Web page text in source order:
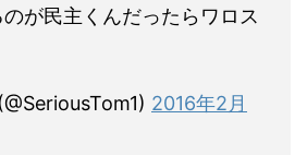
が民主くんだったらワロス
2016年2月